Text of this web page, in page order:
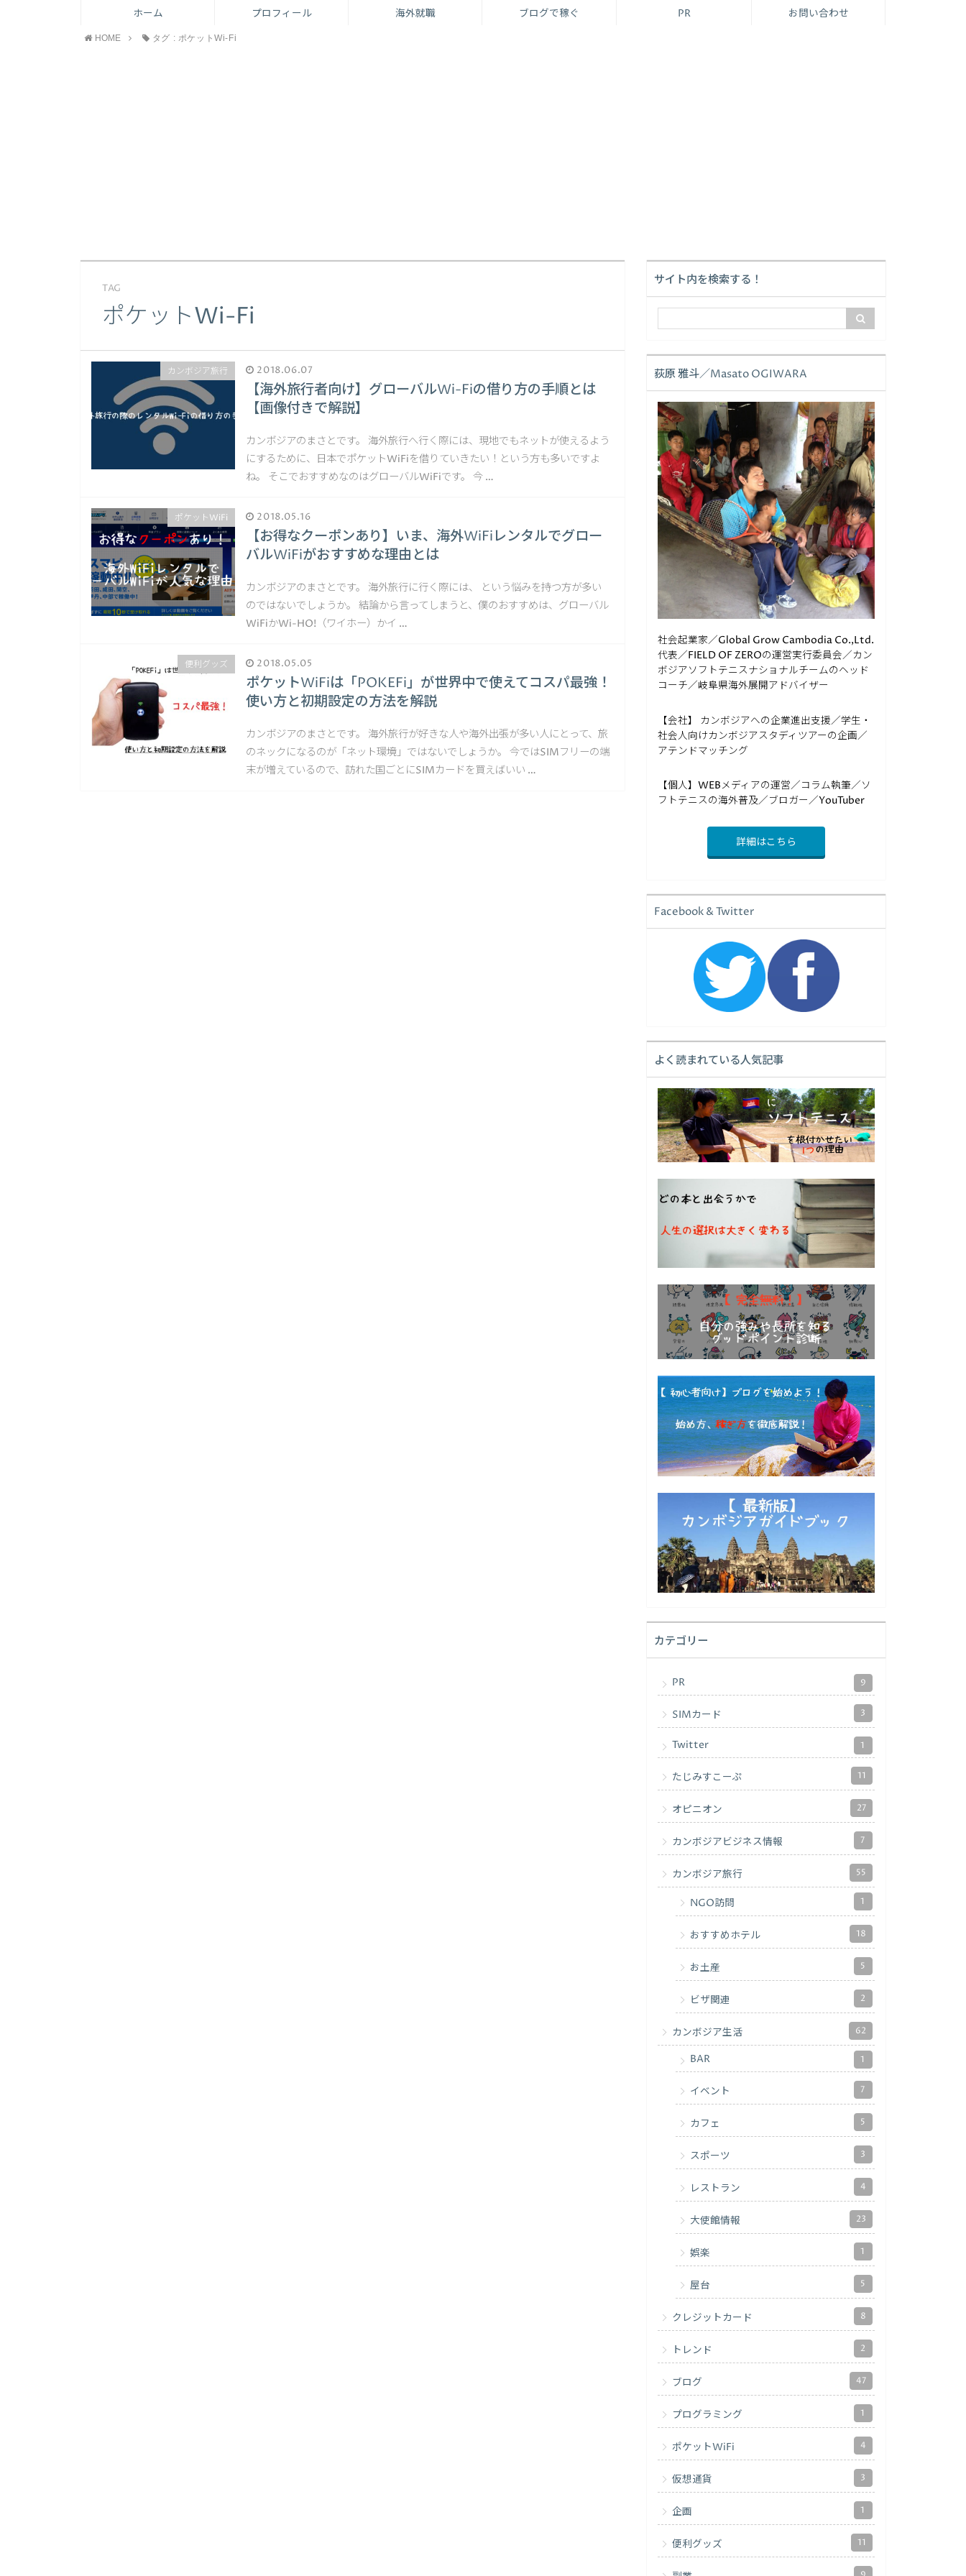
ホーム プロフィール 海外就職 ブログで稼ぐ PR お問い合わせ
HOME タグ : ポケットWi-Fi
TAG
ポケットWi-Fi
カンボジア旅行 2018.06.07
【海外旅行者向け】グローバルWi-Fiの借り方の手順とは
【画像付きで解説】
カンボジアのまさとです。 海外旅行へ行く際には、現地でもネットが使えるよう
にするために、日本でポケットWiFiを借りていきたい！という方も多いですよ
ね。 そこでおすすめなのはグローバルWiFiです。 今 …
ポケットWiFi 2018.05.16
【お得なクーポンあり】いま、海外WiFiレンタルでグロー
バルWiFiがおすすめな理由とは
カンボジアのまさとです。 海外旅行に行く際には、 という悩みを持つ方が多い
のではないでしょうか。 結論から言ってしまうと、僕のおすすめは、グローバル
WiFiかWi-HO!（ワイホー）かイ …
便利グッズ 2018.05.05
ポケットWiFiは「POKEFi」が世界中で使えてコスパ最強！
使い方と初期設定の方法を解説
カンボジアのまさとです。 海外旅行が好きな人や海外出張が多い人にとって、旅
のネックになるのが「ネット環境」ではないでしょうか。 今ではSIMフリーの端
末が増えているので、訪れた国ごとにSIMカードを買えばいい …
サイト内を検索する！
荻原 雅斗／Masato OGIWARA
社会起業家／Global Grow Cambodia Co.,Ltd.
代表／FIELD OF ZEROの運営実行委員会／カン
ボジアソフトテニスナショナルチームのヘッド
コーチ／岐阜県海外展開アドバイザー
【会社】 カンボジアへの企業進出支援／学生・
社会人向けカンボジアスタディツアーの企画／
アテンドマッチング
【個人】WEBメディアの運営／コラム執筆／ソ
フトテニスの海外普及／ブロガー／YouTuber
詳細はこちら
Facebook & Twitter
よく読まれている人気記事
カテゴリー
PR 9
SIMカード 3
Twitter 1
たじみすこーぷ 11
オピニオン 27
カンボジアビジネス情報 7
カンボジア旅行 55
NGO訪問 1
おすすめホテル 18
お土産 5
ビザ関連 2
カンボジア生活 62
BAR 1
イベント 7
カフェ 5
スポーツ 3
レストラン 4
大使館情報 23
娯楽 1
屋台 5
クレジットカード 8
トレンド 2
ブログ 47
プログラミング 1
ポケットWiFi 4
仮想通貨 3
企画 1
便利グッズ 11